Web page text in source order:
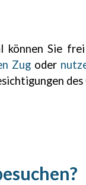
Sie
Zug oder